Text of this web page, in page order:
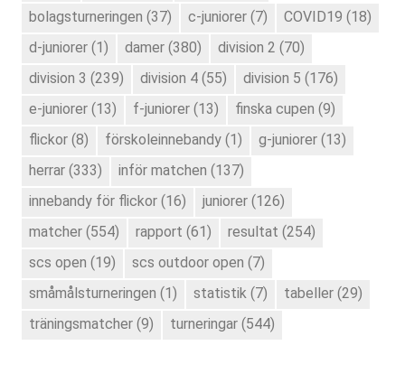
bolagsturneringen (37) c-juniorer (7) COVID19 (18)
d-juniorer (1) damer (380) division 2 (70)
division 3 (239) division 4 (55) division 5 (176)
e-juniorer (13) f-juniorer (13) finska cupen (9)
flickor (8) förskoleinnebandy (1) g-juniorer (13)
herrar (333) inför matchen (137)
innebandy för flickor (16) juniorer (126)
matcher (554) rapport (61) resultat (254)
scs open (19) scs outdoor open (7)
småmålsturneringen (1) statistik (7) tabeller (29)
träningsmatcher (9) turneringar (544)